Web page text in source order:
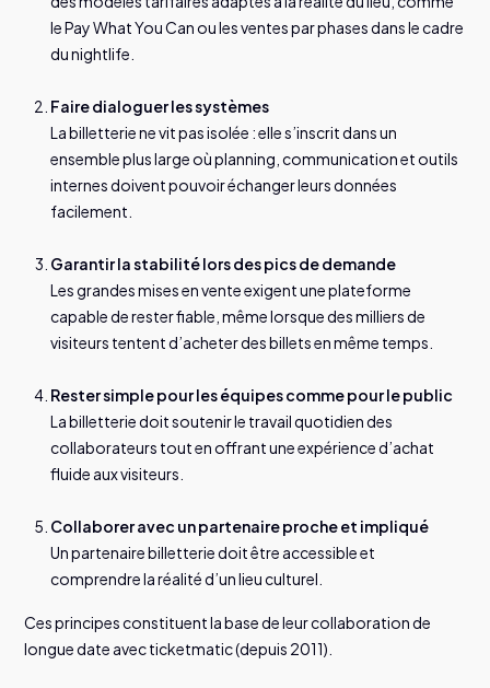
le Pay What You Can ou les ventes par phases dans le cadre
du nightlife.
Faire dialoguer les systèmes
La billetterie ne vit pas isolée : elle s’inscrit dans un
ensemble plus large où planning, communication et outils
internes doivent pouvoir échanger leurs données
facilement.
Garantir la stabilité lors des pics de demande
Les grandes mises en vente exigent une plateforme
capable de rester fiable, même lorsque des milliers de
visiteurs tentent d’acheter des billets en même temps.
Rester simple pour les équipes comme pour le public
La billetterie doit soutenir le travail quotidien des
collaborateurs tout en offrant une expérience d’achat
fluide aux visiteurs.
Collaborer avec un partenaire proche et impliqué
Un partenaire billetterie doit être accessible et
comprendre la réalité d’un lieu culturel.
Ces principes constituent la base de leur collaboration de
longue date avec ticketmatic (depuis 2011).